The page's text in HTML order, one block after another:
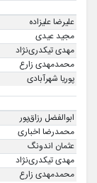
علیرضا علیزاده
مجید عیدی
مهدی تیکدری‌نژاد
محمدمهدی زارع
پوریا شهرآبادی
ابوالفضل رزاق‌پور
محمدرضا اخباری
عثمان اندونگ
مهدی تیکدری‌نژاد
محمدمهدی زارع